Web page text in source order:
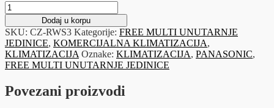
Free
Multi
PACi
NX
bežični
daljinski
upravljač
Dodaj u korpu
SKU: CZ-RWS3 Kategorije: FREE MULTI UNUTARNJE
JEDINICE, KOMERCIJALNA KLIMATIZACIJA,
KLIMATIZACIJA Oznake: KLIMATIZACIJA, PANASONIC,
FREE MULTI UNUTARNJE JEDINICE
Povezani proizvodi